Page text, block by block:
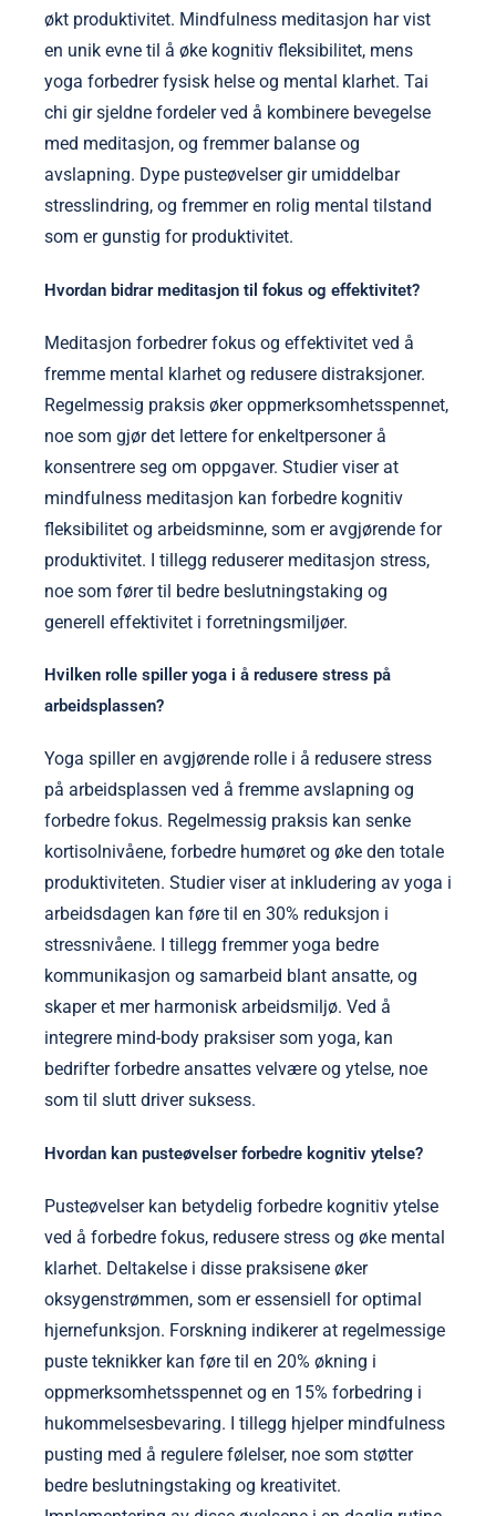
økt produktivitet. Mindfulness meditasjon har vist
en unik evne til å øke kognitiv fleksibilitet, mens
yoga forbedrer fysisk helse og mental klarhet. Tai
chi gir sjeldne fordeler ved å kombinere bevegelse
med meditasjon, og fremmer balanse og
avslapning. Dype pusteøvelser gir umiddelbar
stresslindring, og fremmer en rolig mental tilstand
som er gunstig for produktivitet.
Hvordan bidrar meditasjon til fokus og effektivitet?
Meditasjon forbedrer fokus og effektivitet ved å
fremme mental klarhet og redusere distraksjoner.
Regelmessig praksis øker oppmerksomhetsspennet,
noe som gjør det lettere for enkeltpersoner å
konsentrere seg om oppgaver. Studier viser at
mindfulness meditasjon kan forbedre kognitiv
fleksibilitet og arbeidsminne, som er avgjørende for
produktivitet. I tillegg reduserer meditasjon stress,
noe som fører til bedre beslutningstaking og
generell effektivitet i forretningsmiljøer.
Hvilken rolle spiller yoga i å redusere stress på
arbeidsplassen?
Yoga spiller en avgjørende rolle i å redusere stress
på arbeidsplassen ved å fremme avslapning og
forbedre fokus. Regelmessig praksis kan senke
kortisolnivåene, forbedre humøret og øke den totale
produktiviteten. Studier viser at inkludering av yoga i
arbeidsdagen kan føre til en 30% reduksjon i
stressnivåene. I tillegg fremmer yoga bedre
kommunikasjon og samarbeid blant ansatte, og
skaper et mer harmonisk arbeidsmiljø. Ved å
integrere mind-body praksiser som yoga, kan
bedrifter forbedre ansattes velvære og ytelse, noe
som til slutt driver suksess.
Hvordan kan pusteøvelser forbedre kognitiv ytelse?
Pusteøvelser kan betydelig forbedre kognitiv ytelse
ved å forbedre fokus, redusere stress og øke mental
klarhet. Deltakelse i disse praksisene øker
oksygenstrømmen, som er essensiell for optimal
hjernefunksjon. Forskning indikerer at regelmessige
puste teknikker kan føre til en 20% økning i
oppmerksomhetsspennet og en 15% forbedring i
hukommelsesbevaring. I tillegg hjelper mindfulness
pusting med å regulere følelser, noe som støtter
bedre beslutningstaking og kreativitet.